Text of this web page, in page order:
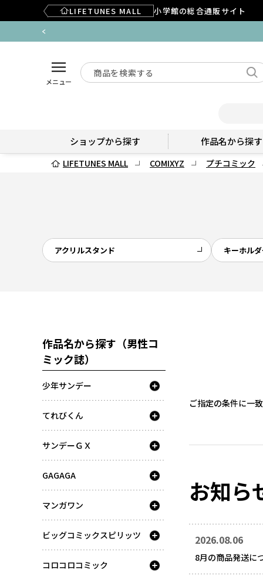
LIFETUNES MALL 小学館の総合通販サイト
メニュー
ショップから探す 作品名から探す
LIFETUNES MALL COMIXYZ プチコミック
アクリルスタンド キーホル
作品名から探す（男性コ
ミック誌）
少年サンデー
てれびくん
サンデーＧＸ
GAGAGA
マンガワン
ビッグコミックスピリッツ
コロコロコミック
ご指定の条件に一
お知ら
2026.08.06
8月の商品発送に